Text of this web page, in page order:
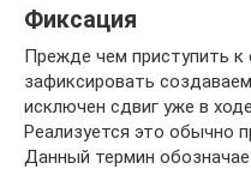
Фиксация
Прежде чем приступить к
зафиксировать
исключен сдвиг уже в
Реализуется это обычно
Данный термин